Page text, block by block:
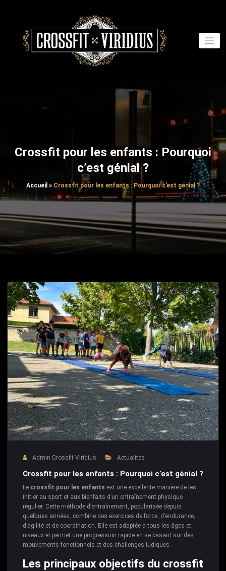
Crossfit pour les enfants : Pourquoi
c’est génial ?
Accueil » Crossfit pour les enfants : Pourquoi c’est génial ?
Admin Crossfit Viridius Actualités
Crossfit pour les enfants : Pourquoi c’est génial ?
Le crossfit pour les enfants est une excellente manière de les
initier au sport et aux bienfaits d’un entraînement physique
régulier. Cette méthode d’entraînement, popularisée depuis
quelques années, combine des exercices de force, d’endurance,
d’agilité et de coordination. Elle est adaptée à tous les âges et
niveaux et permet une progression rapide en se basant sur des
mouvements fonctionnels et des challenges ludiques.
Les principaux objectifs du crossfit